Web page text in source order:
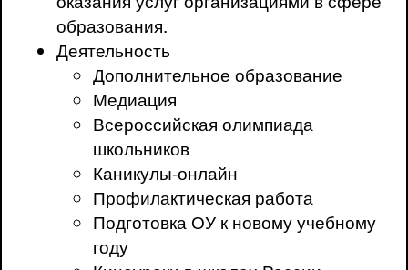
образования.
Деятельность
Дополнительное образование
Медиация
Всероссийская олимпиада
школьников
Каникулы-онлайн
Профилактическая работа
Подготовка ОУ к новому учебному
году